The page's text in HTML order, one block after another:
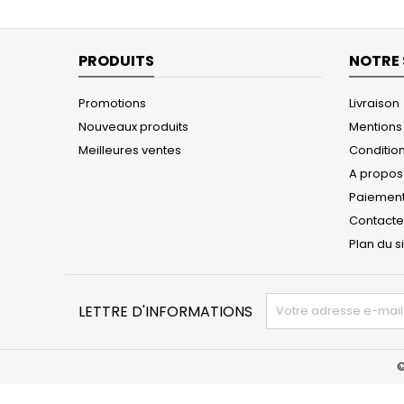
PRODUITS
Promotions
Nouveaux produits
Meilleures ventes
NOTRE
Livraison
A propos
Plan du
LETTRE D'INFORMATIONS